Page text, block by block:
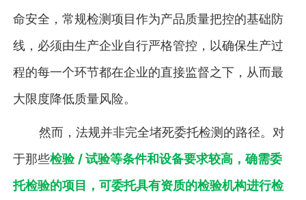
命安全，常规检测项目作为产品质量把控的基础防
线，必须由生产企业自行严格管控，以确保生产过
程的每一个环节都在企业的直接监督之下，从而最
大限度降低质量风险。
然而，法规并非完全堵死委托检测的路径。对
于那些检验 / 试验等条件和设备要求较高，确需委
托检验的项目，可委托具有资质的检验机构进行检